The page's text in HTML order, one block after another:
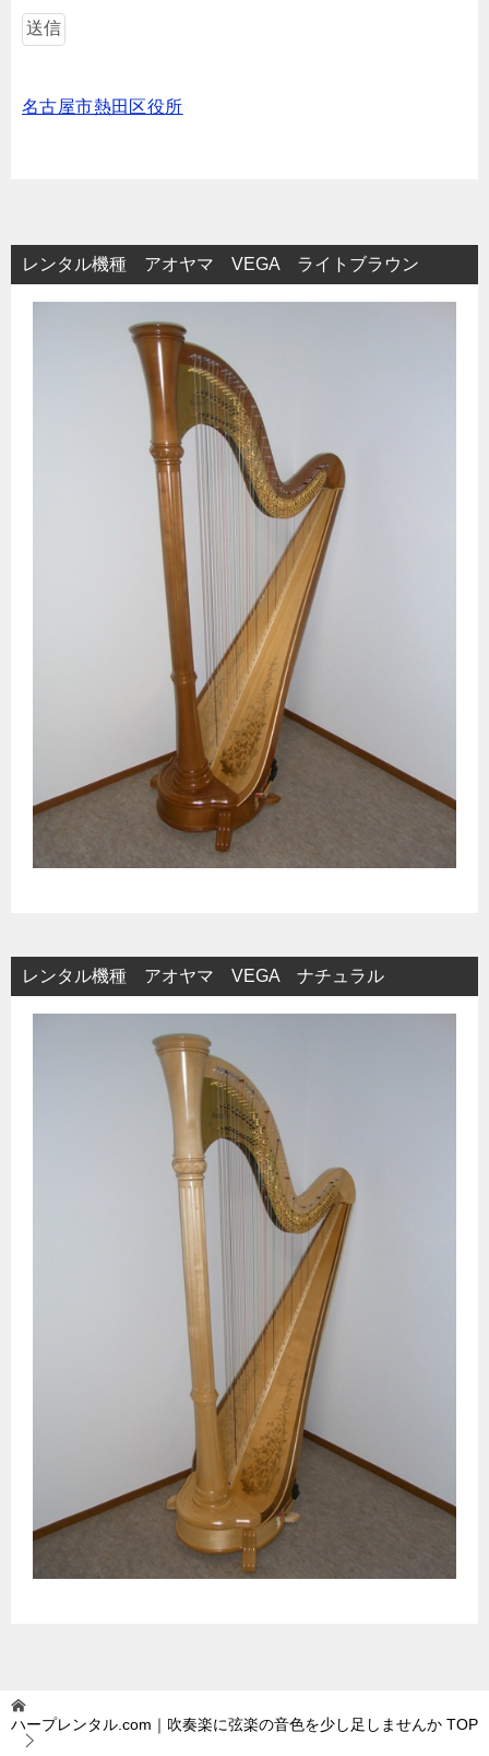
名古屋市熱田区役所
レンタル機種 アオヤマ VEGA ライトブラウン
レンタル機種 アオヤマ VEGA ナチュラル
ハープレンタル.com｜吹奏楽に弦楽の音色を少し足しませんか TOP